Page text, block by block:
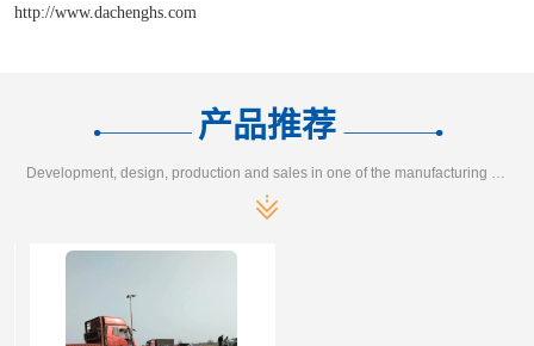
http://www.dachenghs.com
产品推荐
Development, design, production and sales in one of the manufacturing enterprises